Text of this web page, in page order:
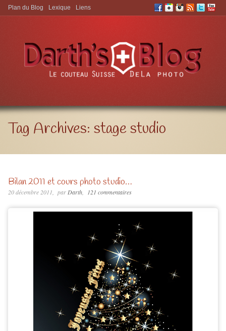
Aller à:
Plan du Blog Lexique Liens
Tag Archives: stage studio
Bilan 2011 et cours photo studio…
20 décembre 2011 parDarth 121 commentaires